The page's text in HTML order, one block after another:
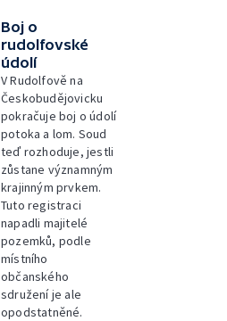
Boj o
rudolfovské
údolí
V Rudolfově na
Českobudějovicku
pokračuje boj o údolí
potoka a lom. Soud
teď rozhoduje, jestli
zůstane významným
krajinným prvkem.
Tuto registraci
napadli majitelé
pozemků, podle
místního
občanského
sdružení je ale
opodstatněné.